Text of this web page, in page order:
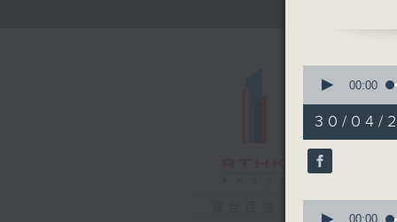
主題：血
嘉賓：黃
seconds
hour,
36
minutes,
55
90%
00:00
30/04/
00:00